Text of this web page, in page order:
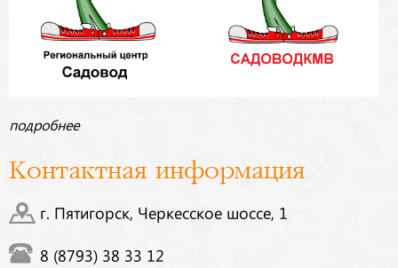
подробнее
Контактная информация
г. Пятигорск, Черкесское шоссе, 1
8 (8793) 38 33 12